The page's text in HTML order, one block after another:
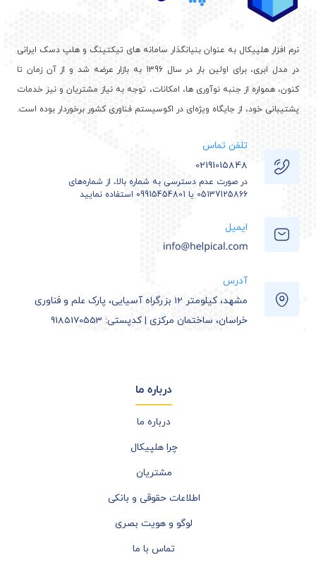
نرم افزار هلپیکال به عنوان بنیانگذار سامانه های تیکتینگ و هلپ دسک ایرانی
در مدل ابری، برای اولین بار در سال 1396 به بازار عرضه شد و از آن زمان تا
کنون، همواره از جنبه نوآوری ها، امکانات، توجه به نیاز مشتریان و نیز خدمات
پشتیبانی خود، از جایگاه ویژه‌ای در اکوسیستم فناوری کشور برخوردار بوده است.
تلفن تماس
02191015848
در صورت عدم دسترسی به شماره بالا، از شماره‌های
05137125866 یا 09915454801 استفاده نمایید
ایمیل
آدرس
مشهد، کیلومتر 12 بزرگراه آسیایی، پارک علم و فناوری
خراسان، ساختمان مرکزی | کدپستی: 9185170553
درباره ما
درباره ما
چرا هلپیکال
مشتریان
اطلاعات حقوقی و بانکی
لوگو و هویت بصری
تماس با ما